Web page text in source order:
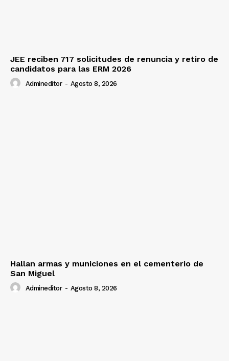
JEE reciben 717 solicitudes de renuncia y retiro de
candidatos para las ERM 2026
Admineditor - Agosto 8, 2026
Hallan armas y municiones en el cementerio de
San Miguel
Admineditor - Agosto 8, 2026